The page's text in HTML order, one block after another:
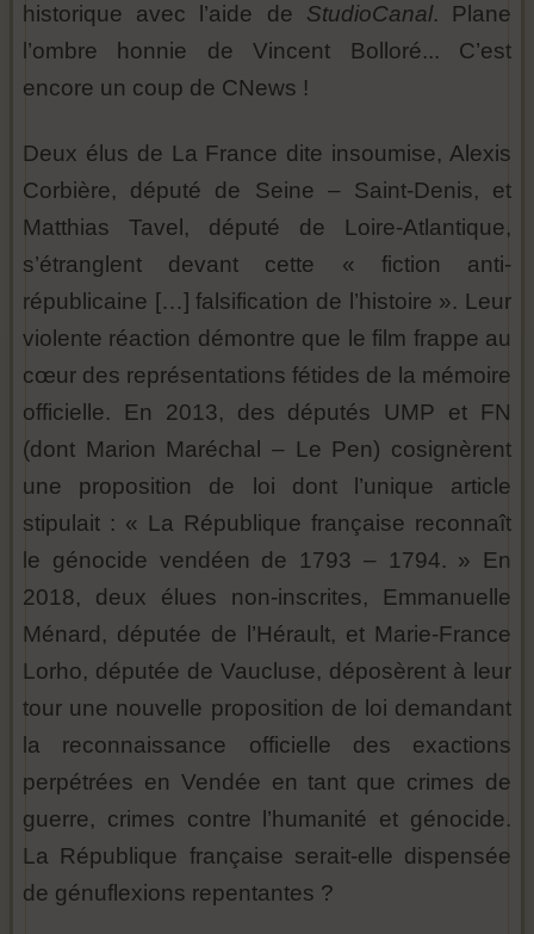
historique avec l’aide de StudioCanal. Plane
l’ombre honnie de Vincent Bolloré... C’est
encore un coup de CNews !
Deux élus de La France dite insoumise, Alexis
Corbière, député de Seine – Saint-Denis, et
Matthias Tavel, député de Loire-Atlantique,
s’étranglent devant cette « fiction anti-
républicaine […] falsification de l’histoire ». Leur
violente réaction démontre que le film frappe au
cœur des représentations fétides de la mémoire
officielle. En 2013, des députés UMP et FN
(dont Marion Maréchal – Le Pen) cosignèrent
une proposition de loi dont l’unique article
stipulait : « La République française reconnaît
le génocide vendéen de 1793 – 1794. » En
2018, deux élues non-inscrites, Emmanuelle
Ménard, députée de l’Hérault, et Marie-France
Lorho, députée de Vaucluse, déposèrent à leur
tour une nouvelle proposition de loi demandant
la reconnaissance officielle des exactions
perpétrées en Vendée en tant que crimes de
guerre, crimes contre l’humanité et génocide.
La République française serait-elle dispensée
de génuflexions repentantes ?